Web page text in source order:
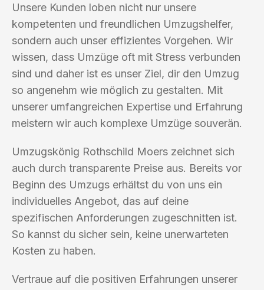
Unsere Kunden loben nicht nur unsere
kompetenten und freundlichen Umzugshelfer,
sondern auch unser effizientes Vorgehen. Wir
wissen, dass Umzüge oft mit Stress verbunden
sind und daher ist es unser Ziel, dir den Umzug
so angenehm wie möglich zu gestalten. Mit
unserer umfangreichen Expertise und Erfahrung
meistern wir auch komplexe Umzüge souverän.
Umzugskönig Rothschild Moers zeichnet sich
auch durch transparente Preise aus. Bereits vor
Beginn des Umzugs erhältst du von uns ein
individuelles Angebot, das auf deine
spezifischen Anforderungen zugeschnitten ist.
So kannst du sicher sein, keine unerwarteten
Kosten zu haben.
Vertraue auf die positiven Erfahrungen unserer